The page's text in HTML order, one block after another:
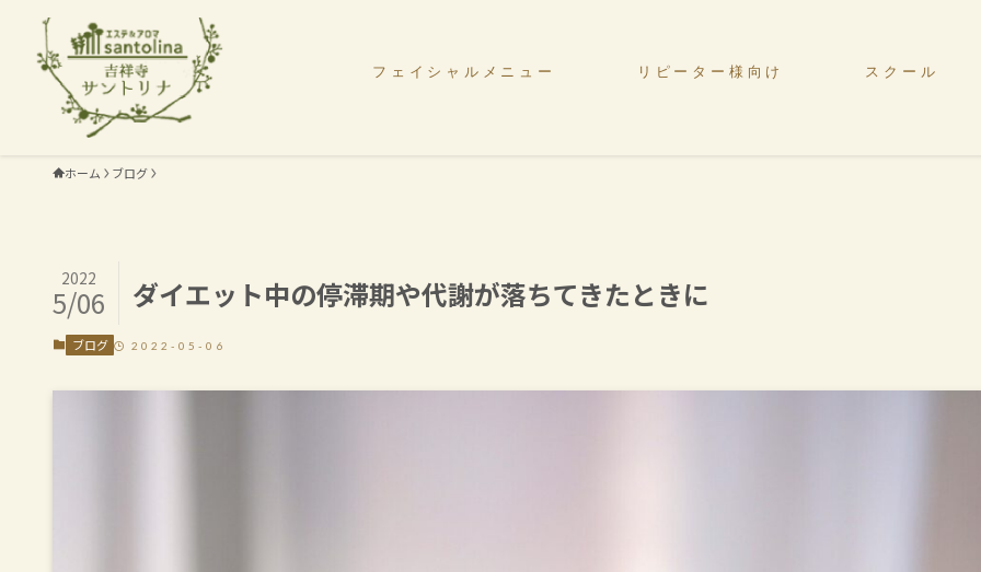
フェイシャルメニュー リピーター様向け スクール
ホーム ブログ
ダイエット中の停滞期や代謝が落ちてきたときに
2022
5/06
ブログ 2022-05-06